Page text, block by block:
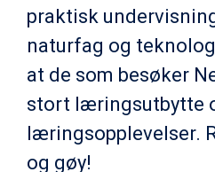
praktisk
naturfag og
at de som besøker
stort læringsutbytte
læringsopplevelser.
og gøy!